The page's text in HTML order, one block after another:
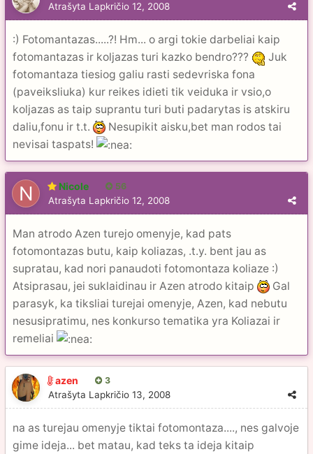
Atrašyta Lapkričio 12, 2008
:) Fotomantazas.....?! Hm... o argi tokie darbeliai kaip
fotomantazas ir koljazas turi kazko bendro???
Juk
fotomantaza tiesiog galiu rasti sedevriska fona
(paveiksliuka) kur reikes idieti tik veiduka ir vsio,o
koljazas as taip suprantu turi buti padarytas is atskiru
daliu,fonu ir t.t.
Nesupikit aisku,bet man rodos tai
nevisai taspats!
Nicole 56
Atrašyta Lapkričio 12, 2008
Man atrodo Azen turejo omenyje, kad pats
fotomontazas butu, kaip koliazas, .t.y. bent jau as
supratau, kad nori panaudoti fotomontaza koliaze :)
Atsiprasau, jei suklaidinau ir Azen atrodo kitaip
Gal
parasyk, ka tiksliai turejai omenyje, Azen, kad nebutu
nesusipratimu, nes konkurso tematika yra Koliazai ir
remeliai
azen 3
Atrašyta Lapkričio 13, 2008
na as turejau omenyje tiktai fotomontaza...., nes galvoje
gime ideja... bet matau, kad teks ta ideja kitaip